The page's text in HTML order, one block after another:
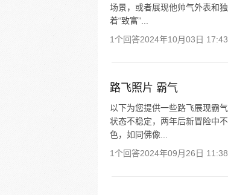
场景，或者展现他帅气外表和
着“致富”...
1个回答2024年10月03日 17:43
路飞照片 霸气
以下为您提供一些路飞展现霸
状态不稳定，两年后新冒险中
色，如同佛像...
1个回答2024年09月26日 11:38